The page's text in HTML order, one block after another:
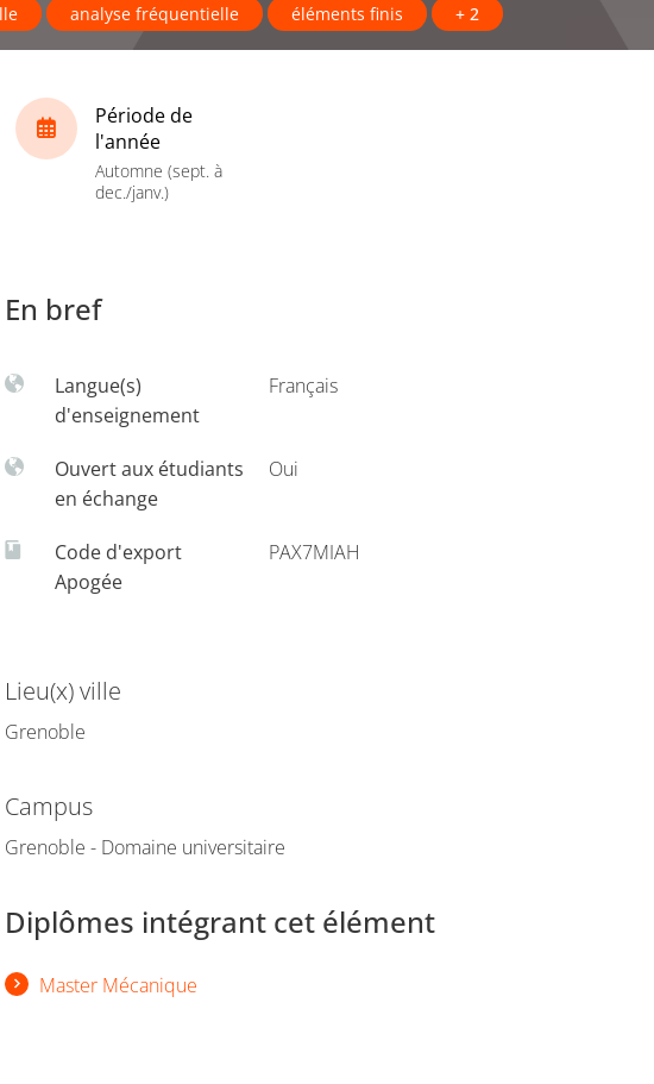
analyse fréquentielle éléments finis + 2
Période de
l'année
Automne (sept. à
dec./janv.)
En bref
Langue(s)
d'enseignement
Français
Ouvert aux étudiants
en échange
Oui
Code d'export
Apogée
PAX7MIAH
Lieu(x) ville
Grenoble
Campus
Grenoble - Domaine universitaire
Diplômes intégrant cet élément
Master Mécanique